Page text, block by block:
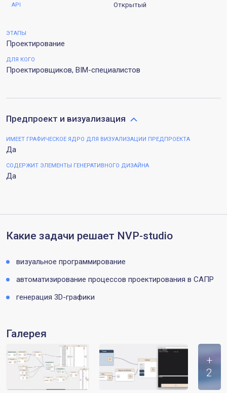
АPI Открытый
ЭТАПЫ
Проектирование
ДЛЯ КОГО
Проектировщиков, BIM-специалистов
Предпроект и визуализация
ИМЕЕТ ГРАФИЧЕСКОЕ ЯДРО ДЛЯ ВИЗУАЛИЗАЦИИ ПРЕДПРОЕКТА
Да
СОДЕРЖИТ ЭЛЕМЕНТЫ ГЕНЕРАТИВНОГО ДИЗАЙНА
Да
Какие задачи решает NVP-studio
визуальное программирование
автоматизирование процессов проектирования в САПР
генерация 3D-графики
Галерея
+
2